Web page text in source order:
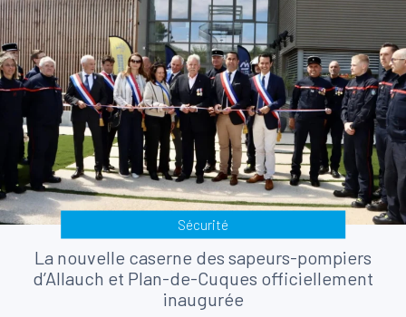
Sécurité
La nouvelle caserne des sapeurs-pompiers
d’Allauch et Plan-de-Cuques officiellement
inaugurée